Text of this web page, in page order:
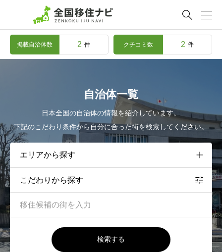

掲載自治体数 2 件 クチコミ数 2 件
自治体一覧
日本全国の自治体の情報を紹介しています。
下記のこだわり条件から自分に合った街を検索してください。
こだわりから探す
検索する